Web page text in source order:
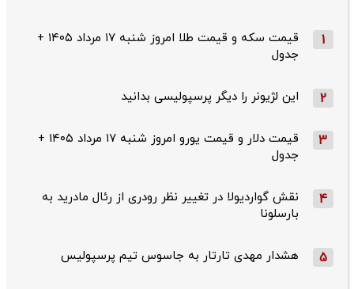
1
قیمت سکه و قیمت طلا امروز شنبه ۱۷ مرداد ۱۴۰۵ +
جدول
2 این لژیونر را دیگر پرسپولیسی بدانید
3
قیمت دلار و قیمت یورو امروز شنبه ۱۷ مرداد ۱۴۰۵ +
جدول
4
نقش گواردیولا در تغییر نظر رودری از رئال مادرید به
بارسلونا
5 هشدار مهدی تارتار به جاسوس تیم پرسپولیس